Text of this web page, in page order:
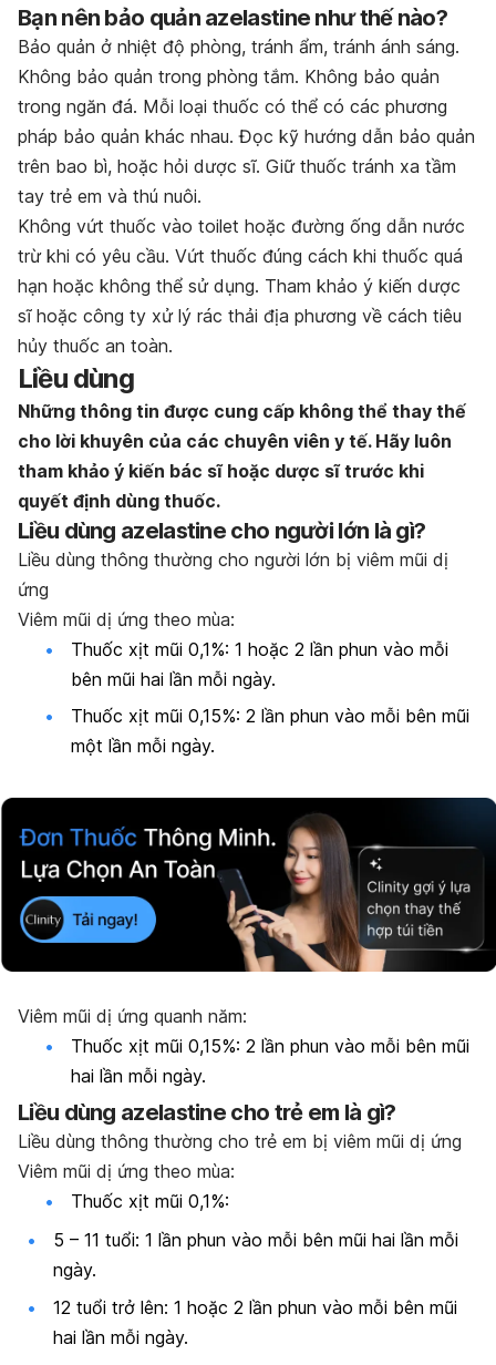
Bạn nên bảo quản azelastine như thế nào?
Bảo quản ở nhiệt độ phòng, tránh ẩm, tránh ánh sáng.
Không bảo quản trong phòng tắm. Không bảo quản
trong ngăn đá. Mỗi loại thuốc có thể có các phương
pháp bảo quản khác nhau. Đọc kỹ hướng dẫn bảo quản
trên bao bì, hoặc hỏi dược sĩ. Giữ thuốc tránh xa tầm
tay trẻ em và thú nuôi.
Không vứt thuốc vào toilet hoặc đường ống dẫn nước
trừ khi có yêu cầu. Vứt thuốc đúng cách khi thuốc quá
hạn hoặc không thể sử dụng. Tham khảo ý kiến dược
sĩ hoặc công ty xử lý rác thải địa phương về cách tiêu
hủy thuốc an toàn.
Liều dùng
Những thông tin được cung cấp không thể thay thế
cho lời khuyên của các chuyên viên y tế. Hãy luôn
tham khảo ý kiến bác sĩ hoặc dược sĩ trước khi
quyết định dùng thuốc.
Liều dùng azelastine cho người lớn là gì?
Liều dùng thông thường cho người lớn bị viêm mũi dị
ứng
Viêm mũi dị ứng theo mùa:
Thuốc xịt mũi 0,1%: 1 hoặc 2 lần phun vào mỗi
bên mũi hai lần mỗi ngày.
Thuốc xịt mũi 0,15%: 2 lần phun vào mỗi bên mũi
một lần mỗi ngày.
Viêm mũi dị ứng quanh năm:
Thuốc xịt mũi 0,15%: 2 lần phun vào mỗi bên mũi
hai lần mỗi ngày.
Liều dùng azelastine cho trẻ em là gì?
Liều dùng thông thường cho trẻ em bị viêm mũi dị ứng
Viêm mũi dị ứng theo mùa:
Thuốc xịt mũi 0,1%:
5 – 11 tuổi: 1 lần phun vào mỗi bên mũi hai lần mỗi
ngày.
12 tuổi trở lên: 1 hoặc 2 lần phun vào mỗi bên mũi
hai lần mỗi ngày.